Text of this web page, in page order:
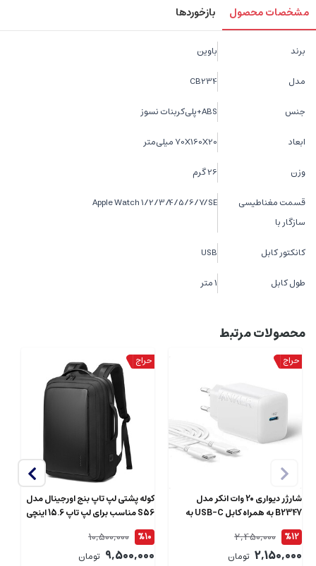
مشخصات محصول بازخوردها
برند باوین
مدل CB234
جنس ABS+پلی‌کربنات نسوز
ابعاد 70X160X20 میلی‌متر
وزن 26 گرم
قسمت مغناطیسی
سازگار با
Apple Watch 1/2/3/4/5/6/7/SE
کانکتور کابل USB
طول کابل 1 متر
محصولات مرتبط
شارژر دیواری 20 وات انکر مدل
B2347 به همراه کابل USB-C به
طول 1.5 متر
%12
2,450,000
2,150,000 تومان
کوله پشتی لپ تاپ بنج اورجینال مدل
S56 مناسب برای لپ تاپ 15.6 اینچی
%10
10,500,000
9,500,000 تومان